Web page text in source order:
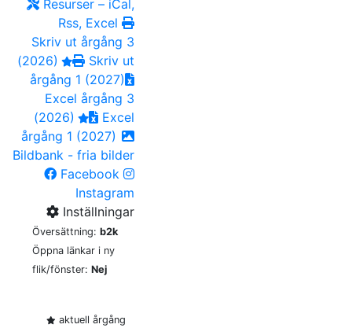
Resurser – iCal,
Rss, Excel
Skriv ut årgång 3
(2026)
Skriv ut
årgång 1 (2027)
Excel årgång 3
(2026)
Excel
årgång 1 (2027)
Bildbank - fria bilder
Facebook
Instagram
Inställningar
Översättning: b2k
Öppna länkar i ny
flik/fönster: Nej
aktuell årgång